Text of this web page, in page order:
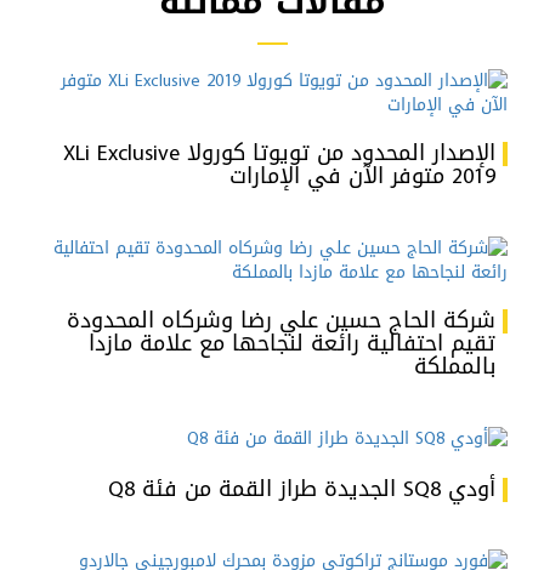
الإصدار المحدود من تويوتا كورولا XLi Exclusive
2019 متوفر الآن في الإمارات
شركة الحاج حسين علي رضا وشركاه المحدودة
تقيم احتفالية رائعة لنجاحها مع علامة مازدا
بالمملكة
أودي SQ8 الجديدة طراز القمة من فئة Q8